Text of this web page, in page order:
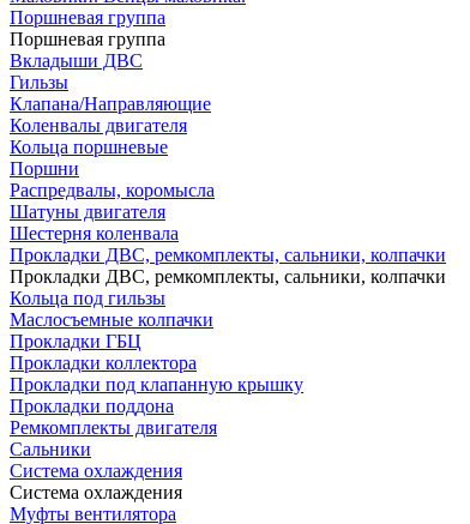
Поршневая группа
Поршневая группа
Вкладыши ДВС
Гильзы
Клапана/Направляющие
Коленвалы двигателя
Кольца поршневые
Поршни
Распредвалы, коромысла
Шатуны двигателя
Шестерня коленвала
Прокладки ДВС, ремкомплекты, сальники, колпачки
Прокладки ДВС, ремкомплекты, сальники, колпачки
Кольца под гильзы
Маслосъемные колпачки
Прокладки ГБЦ
Прокладки коллектора
Прокладки под клапанную крышку
Прокладки поддона
Ремкомплекты двигателя
Сальники
Система охлаждения
Система охлаждения
Муфты вентилятора